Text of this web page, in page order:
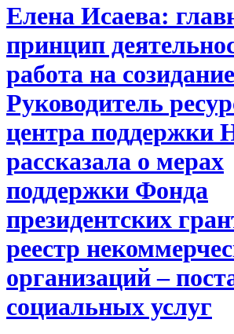
Елена Исаева:
принцип
работа на созидание
Руководитель
центра поддержки
рассказала о мерах
поддержки Фонда
президентских
реестр
организаций –
социальных услуг